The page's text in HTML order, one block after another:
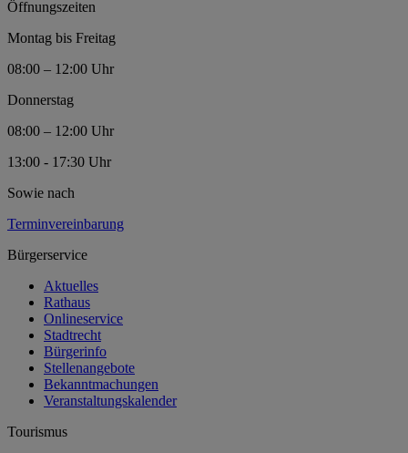
Öffnungszeiten
Montag bis Freitag
08:00 – 12:00 Uhr
Donnerstag
08:00 – 12:00 Uhr
13:00 - 17:30 Uhr
Sowie nach
Terminvereinbarung
Bürgerservice
Aktuelles
Rathaus
Onlineservice
Stadtrecht
Bürgerinfo
Stellenangebote
Bekanntmachungen
Veranstaltungskalender
Tourismus